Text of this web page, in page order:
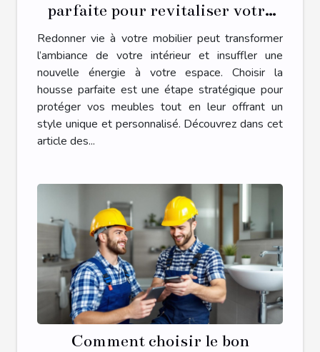
parfaite pour revitaliser votre
mobilier ?
Redonner vie à votre mobilier peut transformer
l’ambiance de votre intérieur et insuffler une
nouvelle énergie à votre espace. Choisir la
housse parfaite est une étape stratégique pour
protéger vos meubles tout en leur offrant un
style unique et personnalisé. Découvrez dans cet
article des...
Comment choisir le bon